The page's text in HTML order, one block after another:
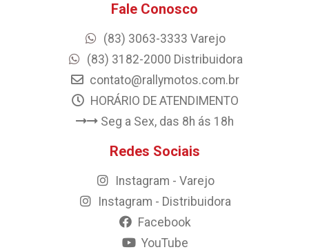
Fale Conosco
(83) 3063-3333 Varejo
(83) 3182-2000 Distribuidora
contato@rallymotos.com.br
HORÁRIO DE ATENDIMENTO
Seg a Sex, das 8h ás 18h
Redes Sociais
Instagram - Varejo
Instagram - Distribuidora
Facebook
YouTube